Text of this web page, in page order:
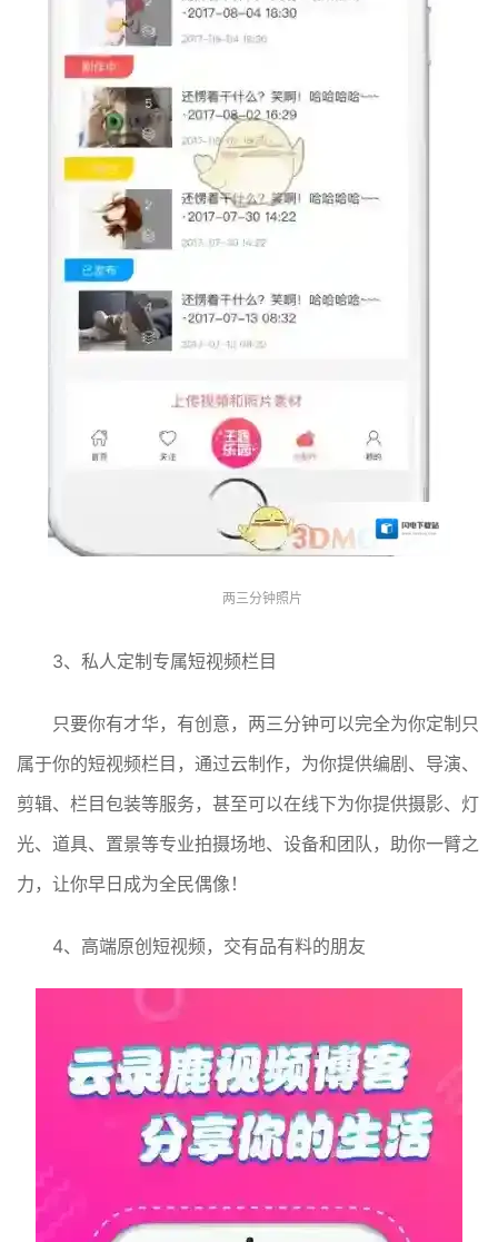
两三分钟照片
3、私人定制专属短视频栏目
只要你有才华，有创意，两三分钟可以完全为你定制只
属于你的短视频栏目，通过云制作，为你提供编剧、导演、
剪辑、栏目包装等服务，甚至可以在线下为你提供摄影、灯
光、道具、置景等专业拍摄场地、设备和团队，助你一臂之
力，让你早日成为全民偶像！
4、高端原创短视频，交有品有料的朋友